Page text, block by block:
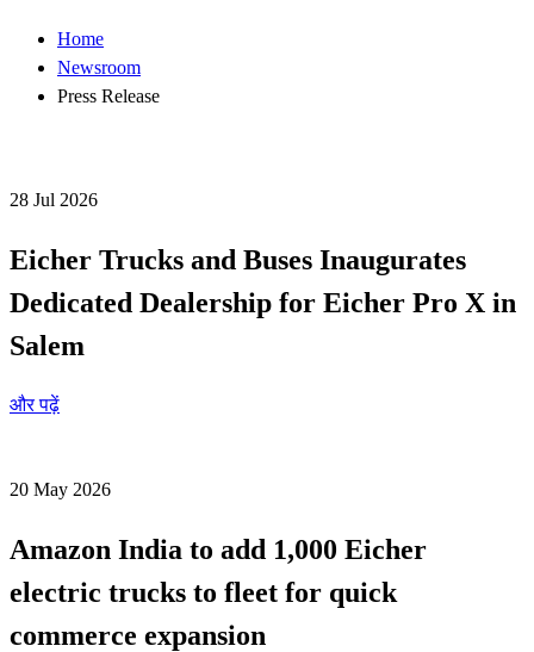
Home
Newsroom
Press Release
28 Jul 2026
Eicher Trucks and Buses Inaugurates
Dedicated Dealership for Eicher Pro X in
Salem
और पढ़ें
20 May 2026
Amazon India to add 1,000 Eicher
electric trucks to fleet for quick
commerce expansion